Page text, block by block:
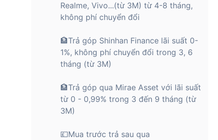
Realme, Vivo...(từ 3M) từ 4-8 tháng,
không phí chuyển đổi
🏦Trả góp Shinhan Finance lãi suất 0-
1%, không phí chuyển đổi trong 3, 6
tháng (từ 3M)
🏦Trả góp qua Mirae Asset với lãi suất
từ 0 - 0,99% trong 3 đến 9 tháng (từ
3M)
💷Mua trước trả sau qua